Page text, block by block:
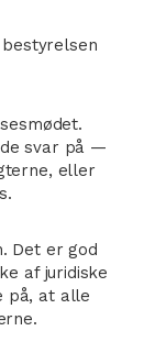
svar på —
eller
Det er god
af juridiske
på, at alle